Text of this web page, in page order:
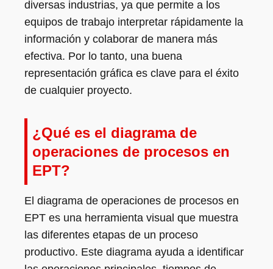
diversas industrias, ya que permite a los
equipos de trabajo interpretar rápidamente la
información y colaborar de manera más
efectiva. Por lo tanto, una buena
representación gráfica es clave para el éxito
de cualquier proyecto.
¿Qué es el diagrama de
operaciones de procesos en
EPT?
El diagrama de operaciones de procesos en
EPT es una herramienta visual que muestra
las diferentes etapas de un proceso
productivo. Este diagrama ayuda a identificar